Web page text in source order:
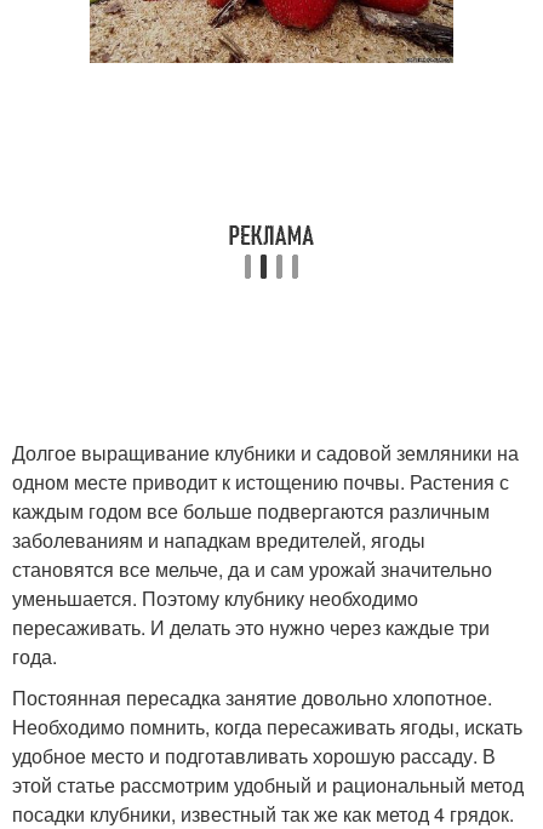
Долгое выращивание клубники и садовой земляники на
одном месте приводит к истощению почвы. Растения с
каждым годом все больше подвергаются различным
заболеваниям и нападкам вредителей, ягоды
становятся все мельче, да и сам урожай значительно
уменьшается. Поэтому клубнику необходимо
пересаживать. И делать это нужно через каждые три
года.
Постоянная пересадка занятие довольно хлопотное.
Необходимо помнить, когда пересаживать ягоды, искать
удобное место и подготавливать хорошую рассаду. В
этой статье рассмотрим удобный и рациональный метод
посадки клубники, известный так же как метод 4 грядок.